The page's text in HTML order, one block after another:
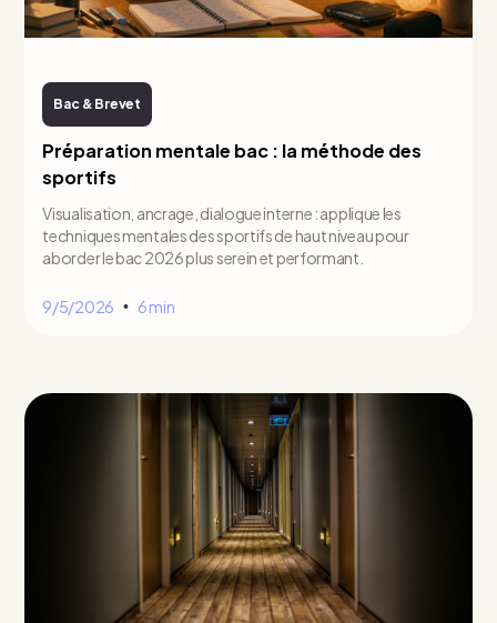
Bac & Brevet
Préparation mentale bac : la méthode des
sportifs
Visualisation, ancrage, dialogue interne : applique les
techniques mentales des sportifs de haut niveau pour
aborder le bac 2026 plus serein et performant.
9/5/2026 • 6 min